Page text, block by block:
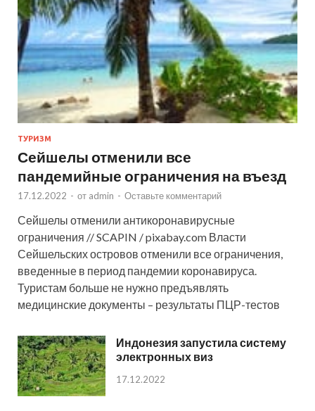
ТУРИЗМ
Сейшелы отменили все
пандемийные ограничения на въезд
17.12.2022 - от admin - Оставьте комментарий
Сейшелы отменили антикоронавирусные
ограничения // SCAPIN / pixabay.com Власти
Сейшельских островов отменили все ограничения,
введенные в период пандемии коронавируса.
Туристам больше не нужно предъявлять
медицинские документы – результаты ПЦР-тестов
Индонезия запустила систему
электронных виз
17.12.2022